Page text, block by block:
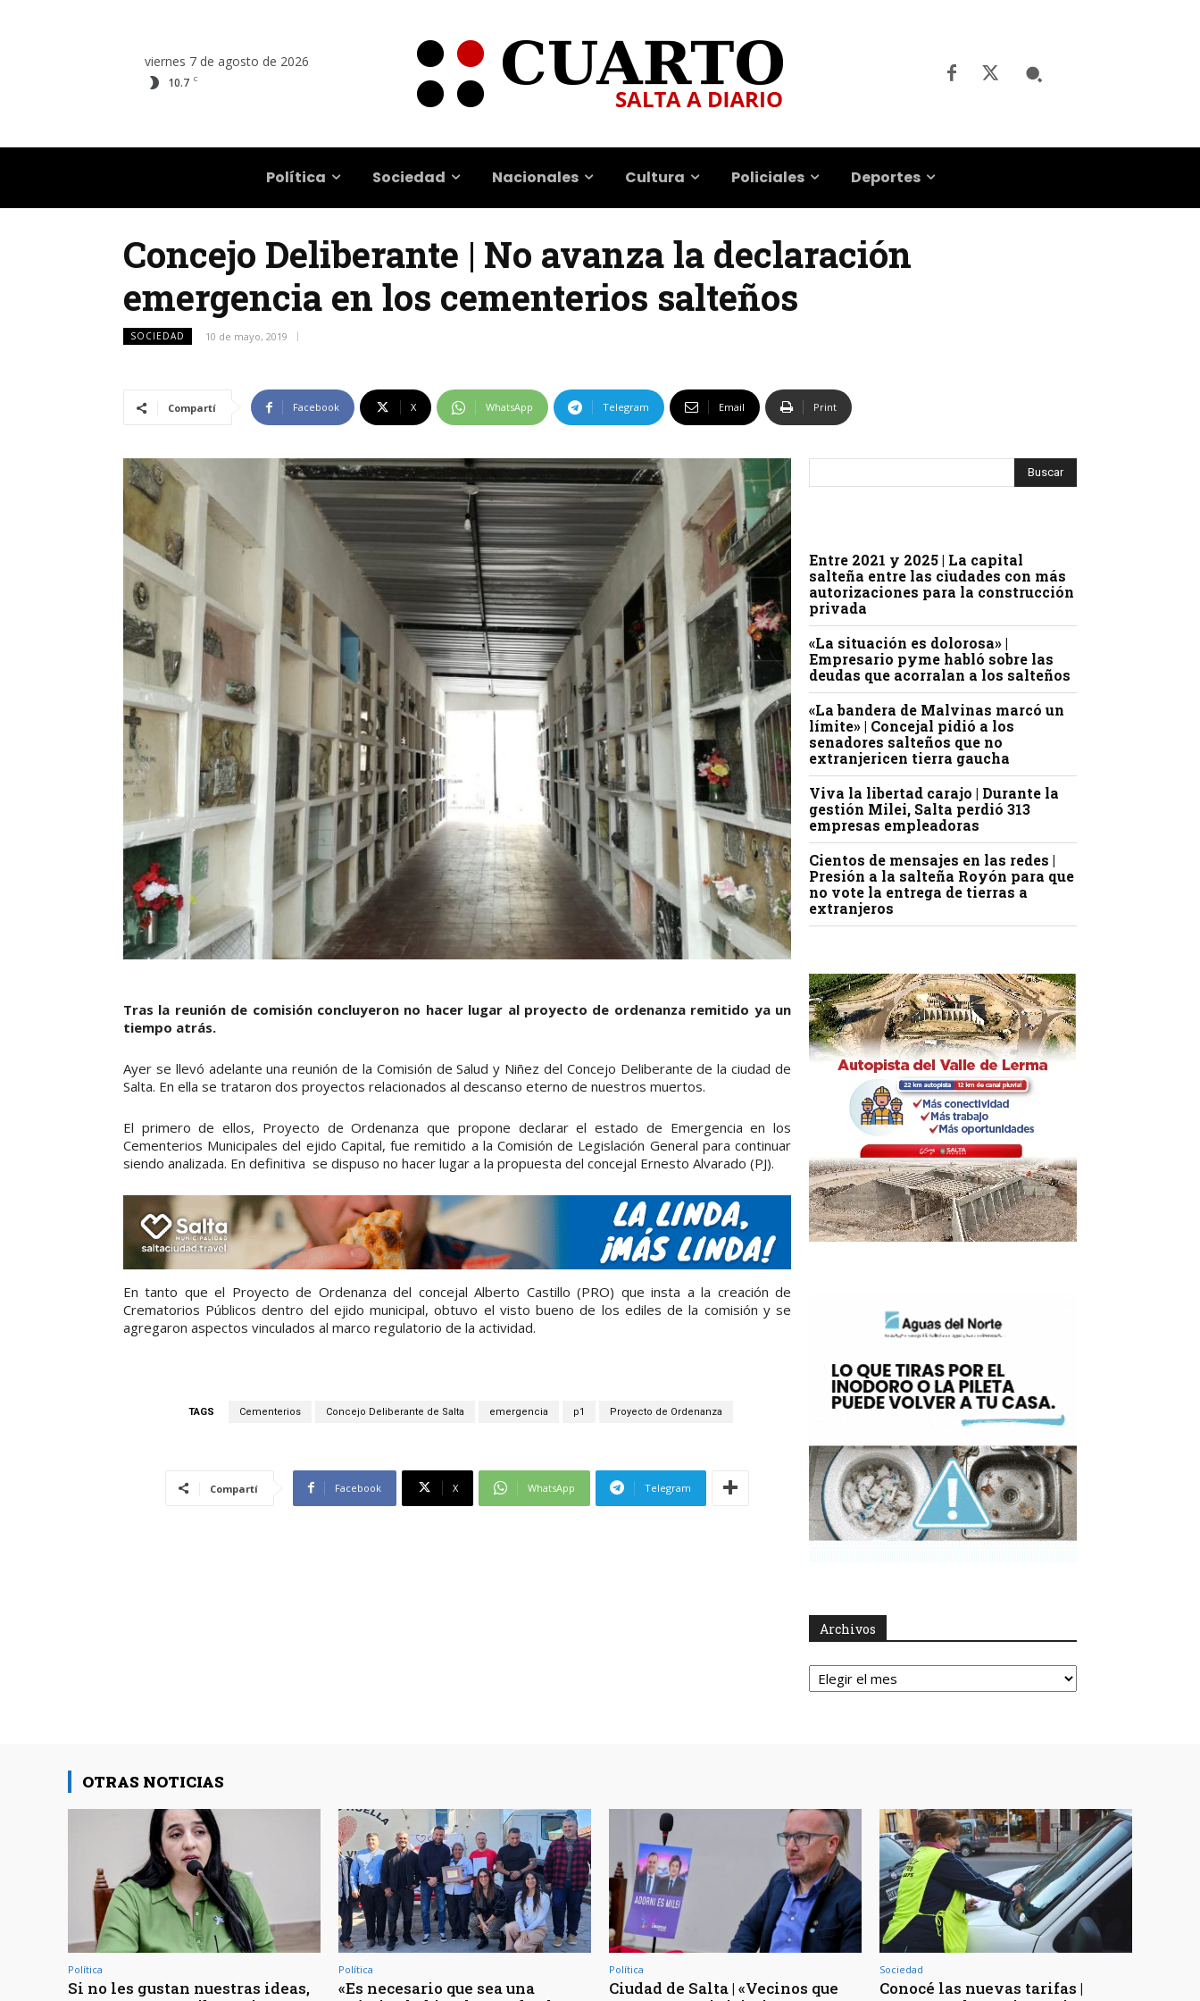
viernes 7 de agosto de 2026
10.7 C
Política Sociedad Nacionales Cultura Policiales Deportes
Concejo Deliberante | No avanza la declaración
emergencia en los cementerios salteños
SOCIEDAD 10 de mayo, 2019
Compartí Facebook X WhatsApp Telegram Email Print
Tras la reunión de comisión concluyeron no hacer lugar al proyecto de ordenanza remitido ya un
tiempo atrás.
Ayer se llevó adelante una reunión de la Comisión de Salud y Niñez del Concejo Deliberante de la ciudad de
Salta. En ella se trataron dos proyectos relacionados al descanso eterno de nuestros muertos.
El primero de ellos, Proyecto de Ordenanza que propone declarar el estado de Emergencia en los
Cementerios Municipales del ejido Capital, fue remitido a la Comisión de Legislación General para continuar
siendo analizada. En definitiva se dispuso no hacer lugar a la propuesta del concejal Ernesto Alvarado (PJ).
En tanto que el Proyecto de Ordenanza del concejal Alberto Castillo (PRO) que insta a la creación de
Crematorios Públicos dentro del ejido municipal, obtuvo el visto bueno de los ediles de la comisión y se
agregaron aspectos vinculados al marco regulatorio de la actividad.
TAGS Cementerios Concejo Deliberante de Salta emergencia p1 Proyecto de Ordenanza
Compartí Facebook X WhatsApp Telegram
Entre 2021 y 2025 | La capital
salteña entre las ciudades con más
autorizaciones para la construcción
privada
«La situación es dolorosa» |
Empresario pyme habló sobre las
deudas que acorralan a los salteños
«La bandera de Malvinas marcó un
límite» | Concejal pidió a los
senadores salteños que no
extranjericen tierra gaucha
Viva la libertad carajo | Durante la
gestión Milei, Salta perdió 313
empresas empleadoras
Cientos de mensajes en las redes |
Presión a la salteña Royón para que
no vote la entrega de tierras a
extranjeros
Archivos
Archivos
OTRAS NOTICIAS
Política
Si no les gustan nuestras ideas,
Política
«Es necesario que sea una
Política
Ciudad de Salta | «Vecinos que
Sociedad
Conocé las nuevas tarifas |